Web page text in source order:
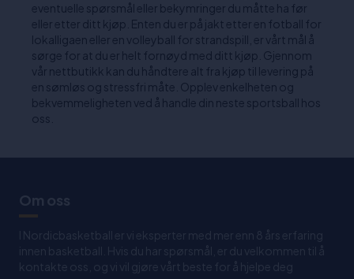
eventuelle spørsmål eller bekymringer du måtte ha før
eller etter ditt kjøp. Enten du er på jakt etter en fotball for
lokalligaen eller en volleyball for strandspill, er vårt mål å
sørge for at du er helt fornøyd med ditt kjøp. Gjennom
vår nettbutikk kan du håndtere alt fra kjøp til levering på
en sømløs og stressfri måte. Opplev enkelheten og
bekvemmeligheten ved å handle din neste sportsball hos
oss.
Om oss
I Nordicbasketball er vi eksperter med mer enn 8 års erfaring
innen basketball. Hvis du har spørsmål, er du velkommen til å
kontakte oss, og vi vil gjøre vårt beste for å hjelpe deg